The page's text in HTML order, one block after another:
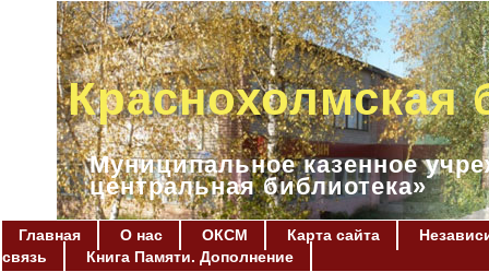
Краснохолмская
Муниципальное казенное
центральная библиотека»
Главная О нас ОКСМ Карта сайта
связь
Книга Памяти. Дополнение